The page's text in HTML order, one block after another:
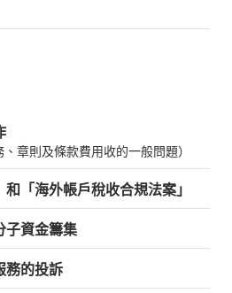
、章則及條款費用收的一般問題）
和「海外帳戶稅收合規法案」
子資金籌集
務的投訴